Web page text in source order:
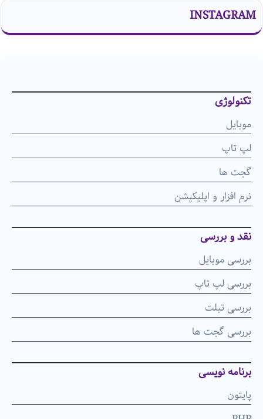
INSTAGRAM
تکنولوژی
موبایل
لپ تاپ
گجت ها
نرم افزار و اپلیکیشن
نقد و بررسی
بررسی موبایل
بررسی لپ تاپ
بررسی تبلت
بررسی گجت ها
برنامه نویسی
پایتون